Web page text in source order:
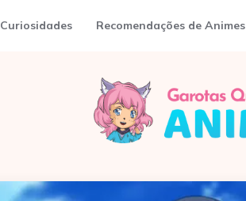
Curiosidades Recomendações de Animes